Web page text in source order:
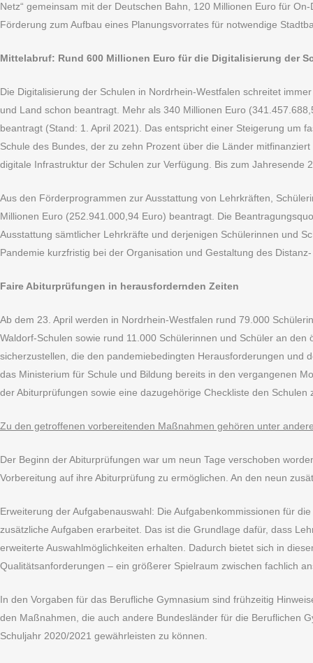
Netz“ gemeinsam mit der Deutschen Bahn, 120 Millionen Euro für
Förderung zum Aufbau eines Planungsvorrates für notwendige
Mittelabruf: Rund 600 Millionen Euro für die Digitalisierung der
Die Digitalisierung der Schulen in Nordrhein-Westfalen schreitet
und Land schon beantragt. Mehr als 340 Millionen Euro
beantragt (Stand: 1. April 2021). Das entspricht einer Steigerung um
Schule des Bundes, der zu zehn Prozent über die Länder
digitale Infrastruktur der Schulen zur Verfügung. Bis zum
Aus den Förderprogrammen zur Ausstattung von Lehrkräften,
Millionen Euro (252.941.000,94 Euro) beantragt. Die
Ausstattung sämtlicher Lehrkräfte und derjenigen Schülerinnen und
Pandemie kurzfristig bei der Organisation und Gestaltung des
Faire Abiturprüfungen in herausfordernden Zeiten
Ab dem 23. April werden in Nordrhein-Westfalen rund 79.000
Waldorf-Schulen sowie rund 11.000 Schülerinnen und Schüler an
sicherzustellen, die den pandemiebedingten Herausforderungen und
das Ministerium für Schule und Bildung bereits in den vergangenen
der Abiturprüfungen sowie eine dazugehörige Checkliste den Schulen
Zu den getroffenen vorbereitenden Maßnahmen gehören unter
Der Beginn der Abiturprüfungen war um neun Tage verschoben
Vorbereitung auf ihre Abiturprüfung zu ermöglichen. An den neun
Erweiterung der Aufgabenauswahl: Die Aufgabenkommissionen für
zusätzliche Aufgaben erarbeitet. Das ist die Grundlage dafür, dass
erweiterte Auswahlmöglichkeiten erhalten. Dadurch bietet sich in
Qualitätsanforderungen – ein größerer Spielraum zwischen fachlich
In den Vorgaben für das Berufliche Gymnasium sind frühzeitig
den Maßnahmen, die auch andere Bundesländer für die Beruflichen
Schuljahr 2020/2021 gewährleisten zu können.